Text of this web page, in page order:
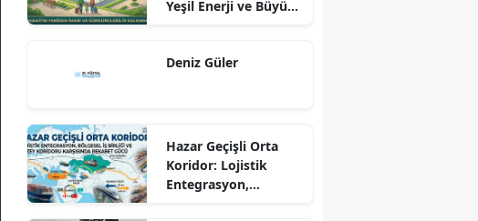
Yeşil Enerji ve Büyük
Sürdürülebilir
Deniz Güler
Hazar Geçişli Orta
Koridor: Lojistik
Entegrasyon,